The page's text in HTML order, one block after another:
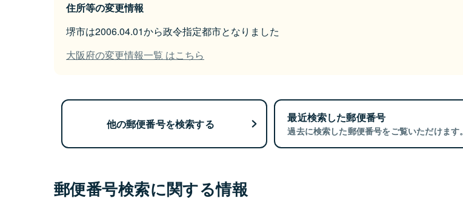
住所等の変更情報
堺市は2006.04.01から政令指定都市となりました
大阪府の変更情報一覧 はこちら
他の郵便番号を検索する 最近検索した郵便番号
過去に検索した郵便番号をご覧いただけます。
郵便番号検索に関する情報